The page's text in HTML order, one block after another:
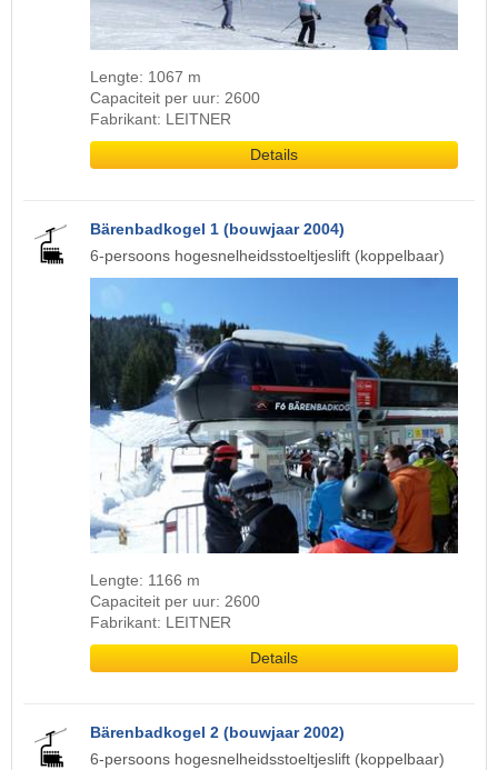
Lengte: 1067 m
Capaciteit per uur: 2600
Fabrikant: LEITNER
Details
Bärenbadkogel 1 (bouwjaar 2004)
6-persoons hogesnelheidsstoeltjeslift (koppelbaar)
Lengte: 1166 m
Capaciteit per uur: 2600
Fabrikant: LEITNER
Details
Bärenbadkogel 2 (bouwjaar 2002)
6-persoons hogesnelheidsstoeltjeslift (koppelbaar)